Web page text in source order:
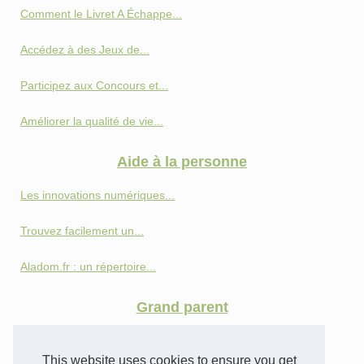
This website uses cookies to ensure you get
Comment le Livret A Échappe...
Accédez à des Jeux de...
Participez aux Concours et...
Améliorer la qualité de vie...
Aide à la personne
Les innovations numériques...
Trouvez facilement un...
Aladom.fr : un répertoire...
Grand parent